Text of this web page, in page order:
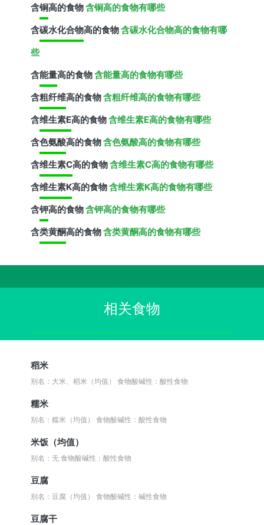
含铜高的食物含铜高的食物有哪些
含碳水化合物高的食物含碳水化合物高的食物有哪
些
含能量高的食物含能量高的食物有哪些
含粗纤维高的食物含粗纤维高的食物有哪些
含维生素E高的食物含维生素E高的食物有哪些
含色氨酸高的食物含色氨酸高的食物有哪些
含维生素C高的食物含维生素C高的食物有哪些
含维生素K高的食物含维生素K高的食物有哪些
含钾高的食物含钾高的食物有哪些
含类黄酮高的食物含类黄酮高的食物有哪些
相关食物
稻米
别名：大米、稻米（均值）食物酸碱性：酸性食物
糯米
别名：糯米（均值）食物酸碱性：酸性食物
米饭（均值）
别名：无食物酸碱性：酸性食物
豆腐
别名：豆腐（均值）食物酸碱性：碱性食物
豆腐干